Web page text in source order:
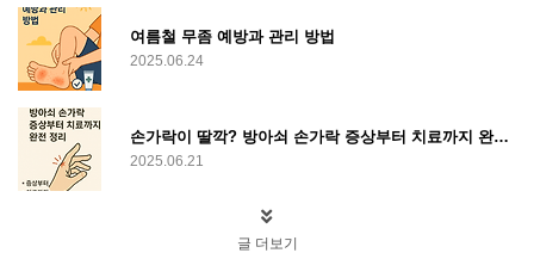
여름철 무좀 예방과 관리 방법
2025.06.24
손가락이 딸깍? 방아쇠 손가락 증상부터 치료까지 완전 정리
2025.06.21
글 더보기